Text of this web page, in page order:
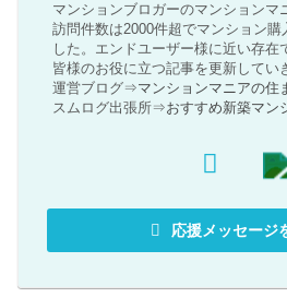
マンションブロガーのマンションマ
訪問件数は2000件超でマンション購
した。エンドユーザー様に近い存在
皆様のお役に立つ記事を更新してい
運営ブログ⇒マンションマニアの住
スムログ出張所⇒おすすめ新築マン
応援メッセージ